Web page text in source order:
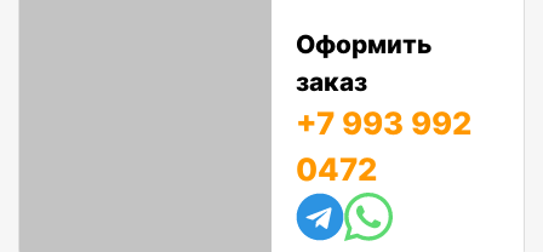
Оформить
заказ
+7 993 992
0472